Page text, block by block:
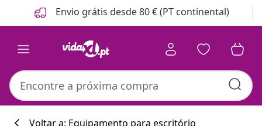
Anterior
Seguinte Envio grátis desde 80 € (PT continental)
Voltar a: Equipamento para escritório